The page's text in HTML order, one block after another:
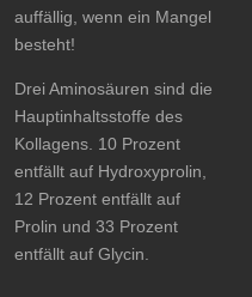
auffällig, wenn ein Mangel
besteht!
Drei Aminosäuren sind die
Hauptinhaltsstoffe des
Kollagens. 10 Prozent
entfällt auf Hydroxyprolin,
12 Prozent entfällt auf
Prolin und 33 Prozent
entfällt auf Glycin.